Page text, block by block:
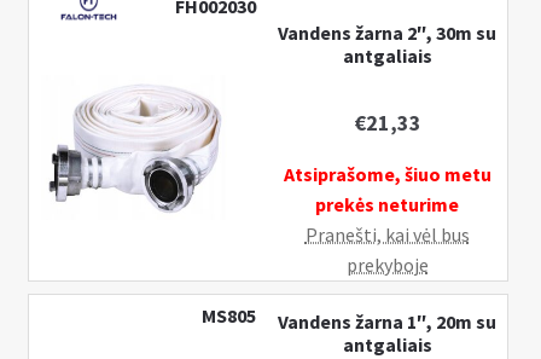
2",
antgaliais
FH002030
Vandens žarna 2″, 30m su
antgaliais
€21,33
Atsiprašome, šiuo metu
prekės neturime
Pranešti, kai vėl bus
prekyboje
MS805
Vandens žarna 1″, 20m su
antgaliais